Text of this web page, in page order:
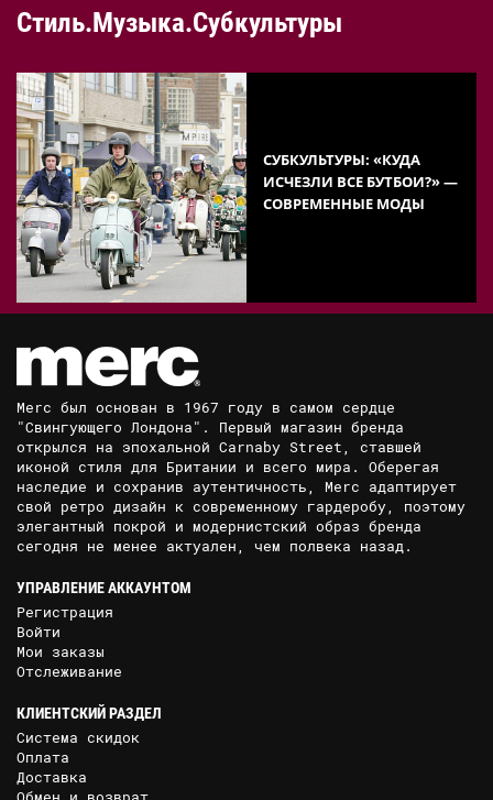
Стиль.Музыка.Субкультуры
СУБКУЛЬТУРЫ: «КУДА
ИСЧЕЗЛИ ВСЕ БУТБОИ?» —
СОВРЕМЕННЫЕ МОДЫ
Merc был основан в 1967 году в самом сердце
"Свингующего Лондона". Первый магазин бренда
открылся на эпохальной Carnaby Street, ставшей
иконой стиля для Британии и всего мира. Оберегая
наследие и сохранив аутентичность, Merc адаптирует
свой ретро дизайн к современному гардеробу, поэтому
элегантный покрой и модернистский образ бренда
сегодня не менее актуален, чем полвека назад.
УПРАВЛЕНИЕ АККАУНТОМ
Регистрация
Войти
Мои заказы
Отслеживание
КЛИЕНТСКИЙ РАЗДЕЛ
Система скидок
Оплата
Доставка